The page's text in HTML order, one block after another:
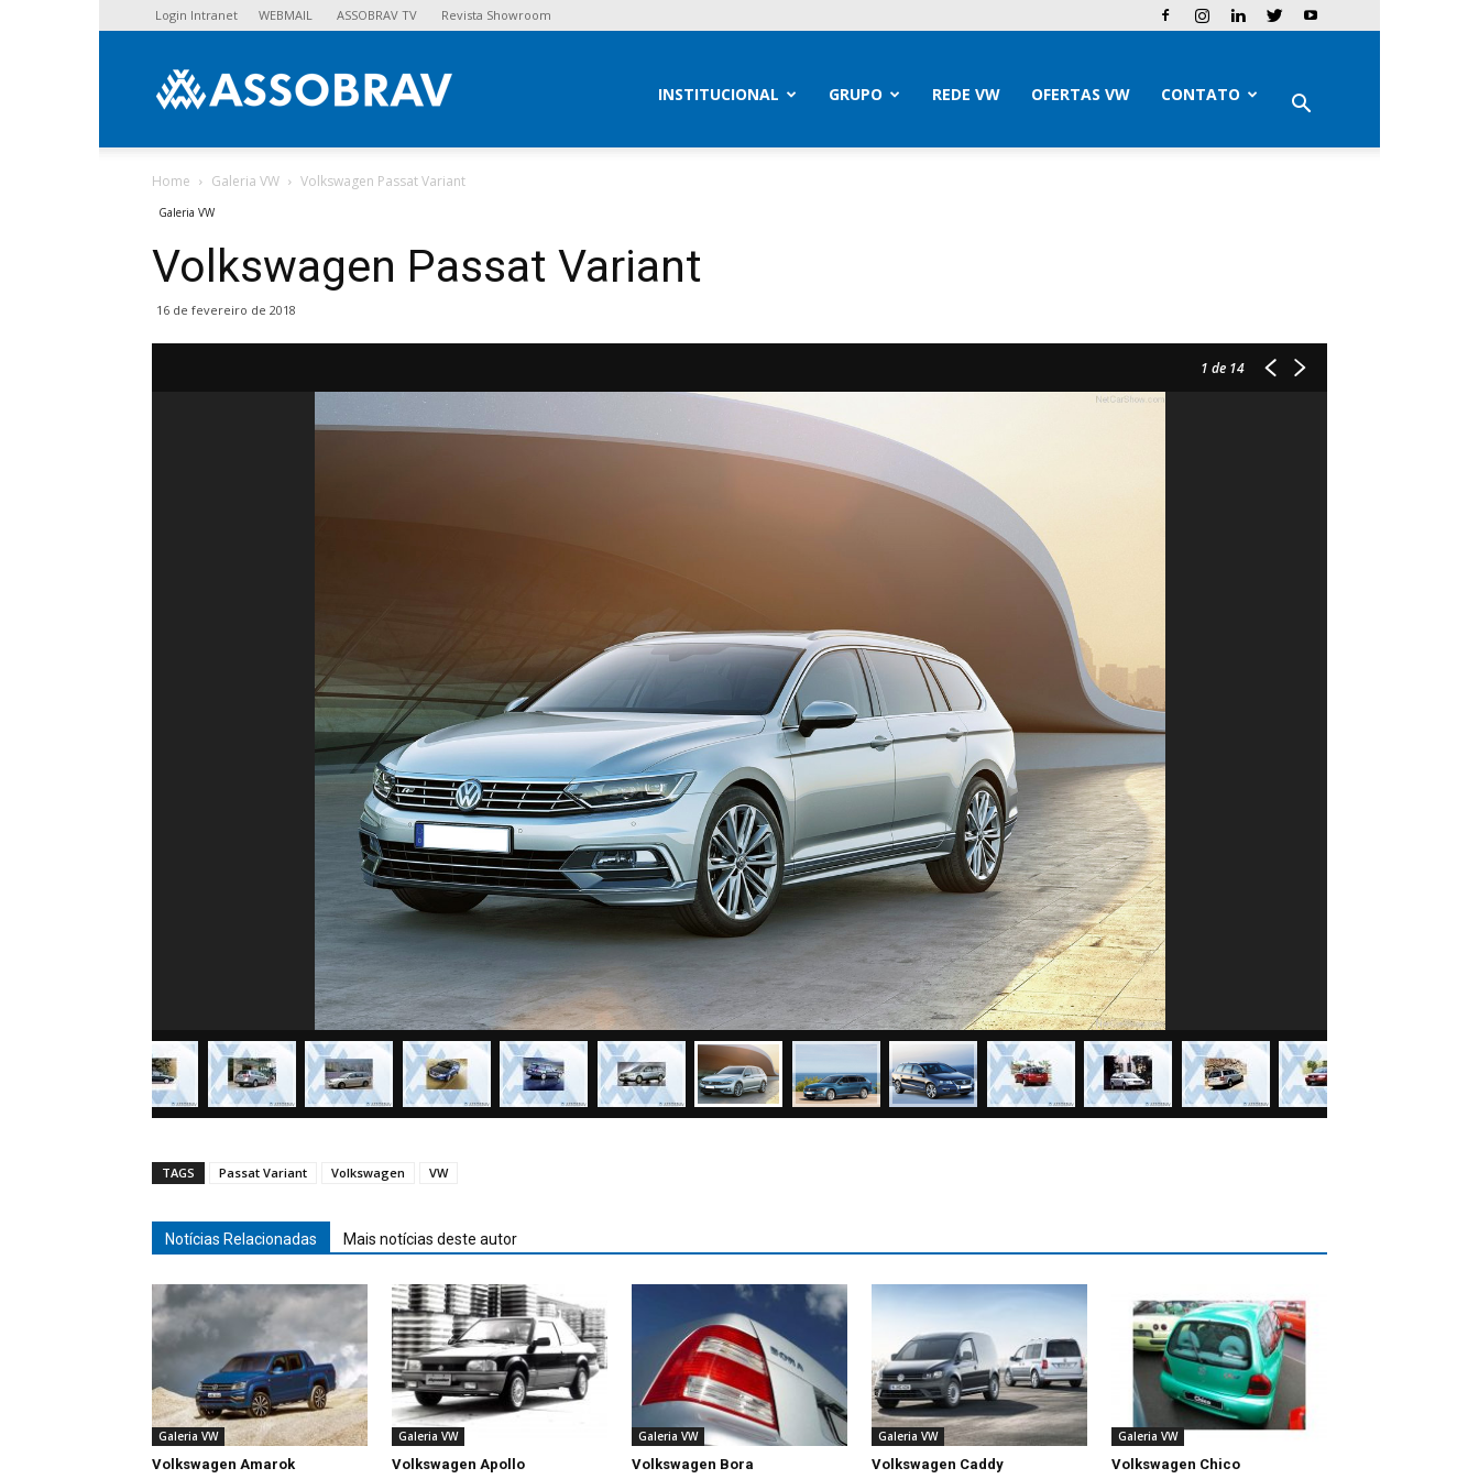
Login Intranet WEBMAIL ASSOBRAV TV Revista Showroom
INSTITUCIONAL GRUPO REDE VW OFERTAS VW CONTATO
Home Galeria VW Volkswagen Passat Variant
Galeria VW
Volkswagen Passat Variant
16 de fevereiro de 2018
1 de 14
TAGS Passat Variant Volkswagen VW
Notícias Relacionadas Mais notícias deste autor
Galeria VW
Volkswagen Amarok
Galeria VW
Volkswagen Apollo
Galeria VW
Volkswagen Bora
Galeria VW
Volkswagen Caddy
Galeria VW
Volkswagen Chico